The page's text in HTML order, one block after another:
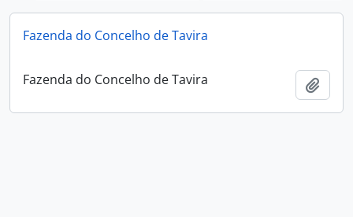
Fazenda do Concelho de Tavira
Fazenda do Concelho de Tavira